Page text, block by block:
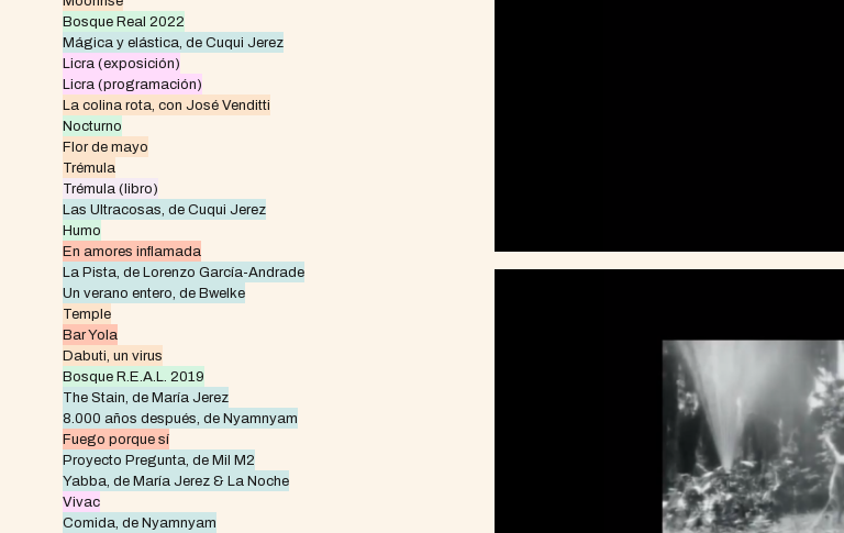
Bosque Real 2022
Mágica y elástica, de Cuqui Jerez
Licra (exposición)
Licra (programación)
La colina rota, con José Venditti
Nocturno
Flor de mayo
Trémula
Trémula (libro)
Las Ultracosas, de Cuqui Jerez
Humo
En amores inflamada
La Pista, de Lorenzo García-Andrade
Un verano entero, de Bwelke
Temple
Bar Yola
Dabuti, un virus
Bosque R.E.A.L. 2019
The Stain, de María Jerez
8.000 años después, de Nyamnyam
Fuego porque sí
Proyecto Pregunta, de Mil M2
Yabba, de María Jerez & La Noche
Vivac
Comida, de Nyamnyam